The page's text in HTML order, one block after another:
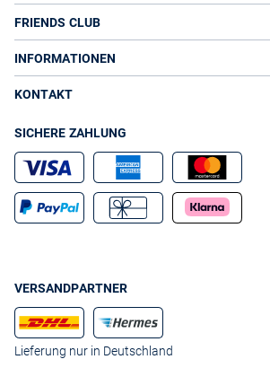
FRIENDS CLUB
INFORMATIONEN
KONTAKT
SICHERE ZAHLUNG
VERSANDPARTNER
Lieferung nur in Deutschland